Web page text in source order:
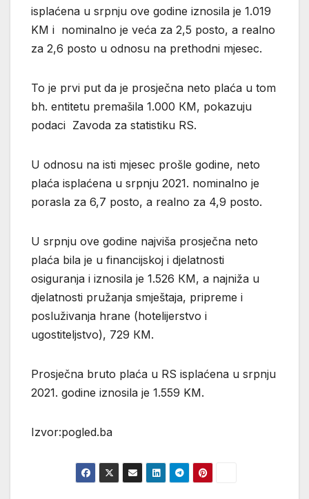
isplaćena u srpnju ove godine iznosila je 1.019
KM i nominalno je veća za 2,5 posto, a realno
za 2,6 posto u odnosu na prethodni mjesec.
To je prvi put da je prosječna neto plaća u tom
bh. entitetu premašila 1.000 КМ, pokazuju
podaci Zavoda za statistiku RS.
U odnosu na isti mjesec prošle godine, neto
plaća isplaćena u srpnju 2021. nominalno je
porasla za 6,7 posto, a realno za 4,9 posto.
U srpnju ove godine najviša prosječna neto
plaća bila je u financijskoj i djelatnosti
osiguranja i iznosila je 1.526 КМ, a najniža u
djelatnosti pružanja smještaja, pripreme i
posluživanja hrane (hotelijerstvo i
ugostiteljstvo), 729 КМ.
Prosječna bruto plaća u RS isplaćena u srpnju
2021. godine iznosila je 1.559 KM.
Izvor:pogled.ba